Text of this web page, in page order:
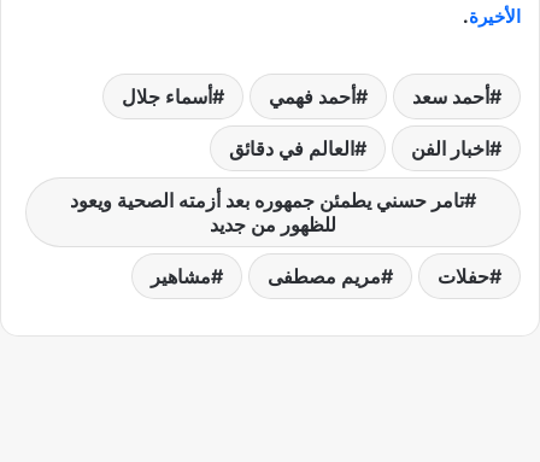
الأخيرة.
أحمد سعد أحمد فهمي أسماء جلال
اخبار الفن العالم في دقائق
تامر حسني يطمئن جمهوره بعد أزمته الصحية ويعود
للظهور من جديد
حفلات مريم مصطفى مشاهير